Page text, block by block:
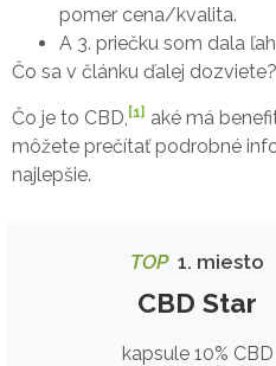
pomer cena/kvalita.
A 3. priečku som dala
Čo sa v článku ďalej dozviete?
Čo je to CBD, [1] aké má
môžete prečítať podrobné
najlepšie.
TOP1. miesto
CBD Star
kapsule 10% CBD